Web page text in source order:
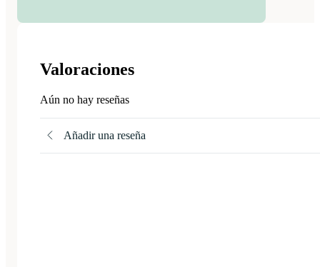
Valoraciones
Aún no hay reseñas
Añadir una reseña